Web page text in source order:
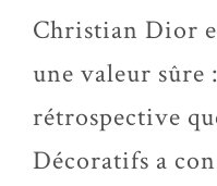
Christian Dior
une valeur sûre
rétrospective
Décoratifs a